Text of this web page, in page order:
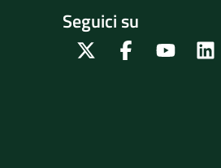
Seguici su
Twitter FacebookYoutube